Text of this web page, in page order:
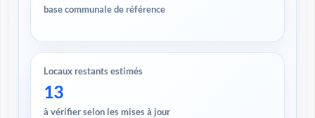
base communale de référence
Locaux restants estimés
13
à vérifier selon les mises à jour